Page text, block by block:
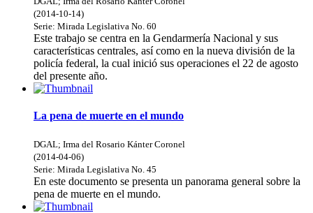
(2014-10-14)
Serie: Mirada Legislativa No. 60
Este trabajo se centra en la Gendarmería Nacional y sus
características centrales, así como en la nueva división de la
policía federal, la cual inició sus operaciones el 22 de agosto
del presente año.
La pena de muerte en el mundo
DGAL; Irma del Rosario Kánter Coronel
(2014-04-06)
Serie: Mirada Legislativa No. 45
En este documento se presenta un panorama general sobre la
pena de muerte en el mundo.